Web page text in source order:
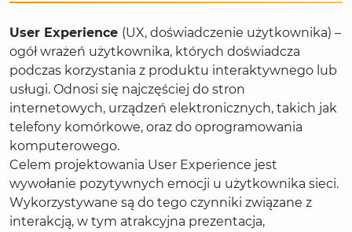
User Experience (UX, doświadczenie użytkownika) –
ogół wrażeń użytkownika, których doświadcza
podczas korzystania z produktu interaktywnego lub
usługi. Odnosi się najczęściej do stron
internetowych, urządzeń elektronicznych, takich jak
telefony komórkowe, oraz do oprogramowania
komputerowego.
Celem projektowania User Experience jest
wywołanie pozytywnych emocji u użytkownika sieci.
Wykorzystywane są do tego czynniki związane z
interakcją, w tym atrakcyjna prezentacja,